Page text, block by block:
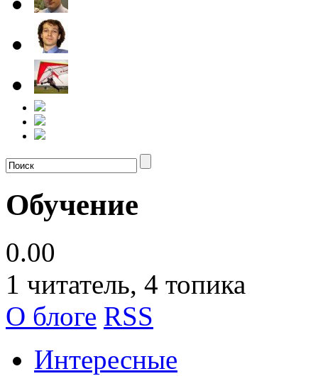
Обучение
0.00
1 читатель, 4 топика
О блоге RSS
Интересные